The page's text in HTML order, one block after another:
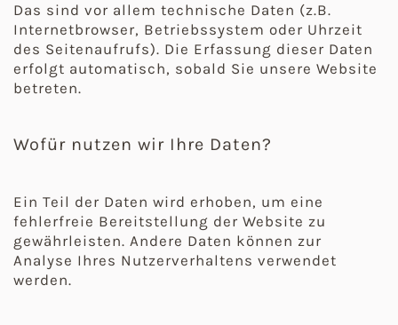
Das sind vor allem technische Daten (z.B.
Internetbrowser, Betriebssystem oder Uhrzeit
des Seitenaufrufs). Die Erfassung dieser Daten
erfolgt automatisch, sobald Sie unsere Website
betreten.
Wofür nutzen wir Ihre Daten?
Ein Teil der Daten wird erhoben, um eine
fehlerfreie Bereitstellung der Website zu
gewährleisten. Andere Daten können zur
Analyse Ihres Nutzerverhaltens verwendet
werden.